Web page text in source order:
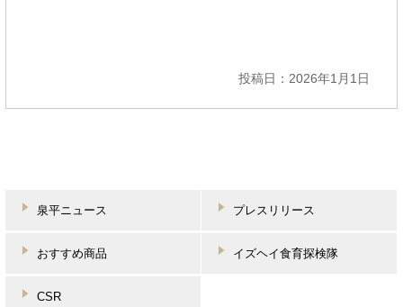
投稿日：2026年1月1日
泉平ニュース プレスリリース
おすすめ商品 イズヘイ食育探検隊
CSR